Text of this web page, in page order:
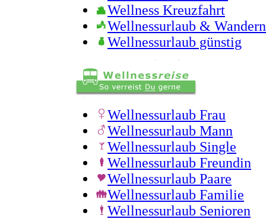
Wellness Kreuzfahrt
Wellnessurlaub & Wandern
Wellnessurlaub günstig
Wellnessurlaub Frau
Wellnessurlaub Mann
Wellnessurlaub Single
Wellnessurlaub Freundin
Wellnessurlaub Paare
Wellnessurlaub Familie
Wellnessurlaub Senioren